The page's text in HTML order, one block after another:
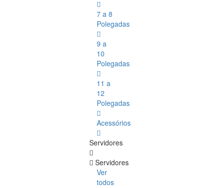
7 a 8
Polegadas
9 a
10
Polegadas
11 a
12
Polegadas
Acessórios
Servidores
Servidores
Ver
todos